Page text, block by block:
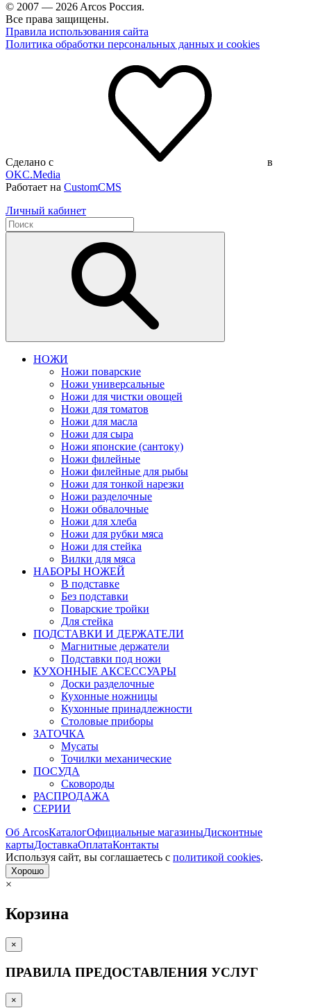
© 2007 — 2026 Arcos Россия.
Все права защищены.
Правила использования сайта
Политика обработки персональных данных и cookies
Сделано с
в
OKC.Media
Работает на CustomCMS
Личный кабинет
НОЖИ
Ножи поварские
Ножи универсальные
Ножи для чистки овощей
Ножи для томатов
Ножи для масла
Ножи для сыра
Ножи японские (сантоку)
Ножи филейные
Ножи филейные для рыбы
Ножи для тонкой нарезки
Ножи разделочные
Ножи обвалочные
Ножи для хлеба
Ножи для рубки мяса
Ножи для стейка
Вилки для мяса
НАБОРЫ НОЖЕЙ
В подставке
Без подставки
Поварские тройки
Для стейка
ПОДСТАВКИ И ДЕРЖАТЕЛИ
Магнитные держатели
Подставки под ножи
КУХОННЫЕ АКСЕССУАРЫ
Доски разделочные
Кухонные ножницы
Кухонные принадлежности
Столовые приборы
ЗАТОЧКА
Мусаты
Точилки механические
ПОСУДА
Сковороды
РАСПРОДАЖА
СЕРИИ
Об ArcosКаталогОфициальные магазиныДисконтные
картыДоставкаОплатаКонтакты
Используя сайт, вы согла­шаетесь с политикой cookies.
Хорошо
×
Корзина
×
ПРАВИЛА ПРЕДОСТАВЛЕНИЯ УСЛУГ
×